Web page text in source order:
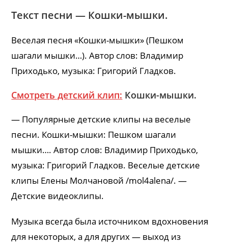
Текст песни — Кошки-мышки.
Веселая песня «Кошки-мышки» (Пешком
шагали мышки…). Автор слов: Владимир
Приходько, музыка: Григорий Гладков.
Смотреть детский клип: Кошки-мышки.
— Популярные детские клипы на веселые
песни. Кошки-мышки: Пешком шагали
мышки…. Автор слов: Владимир Приходько,
музыка: Григорий Гладков. Веселые детские
клипы Елены Молчановой /mol4alena/. —
Детские видеоклипы.
Музыка всегда была источником вдохновения
для некоторых, а для других — выход из